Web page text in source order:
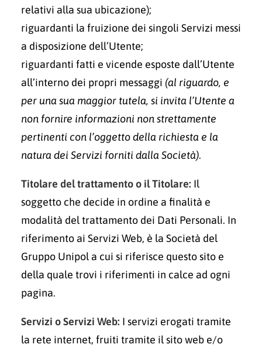
relativi alla sua ubicazione);
riguardanti la fruizione dei singoli Servizi messi
a disposizione dell’Utente;
riguardanti fatti e vicende esposte dall’Utente
all’interno dei propri messaggi (al riguardo, e
per una sua maggior tutela, si invita l’Utente a
non fornire informazioni non strettamente
pertinenti con l’oggetto della richiesta e la
natura dei Servizi forniti dalla Società).
Titolare del trattamento o il Titolare: Il
soggetto che decide in ordine a finalità e
modalità del trattamento dei Dati Personali. In
riferimento ai Servizi Web, è la Società del
Gruppo Unipol a cui si riferisce questo sito e
della quale trovi i riferimenti in calce ad ogni
pagina.
Servizi o Servizi Web: I servizi erogati tramite
la rete internet, fruiti tramite il sito web e/o